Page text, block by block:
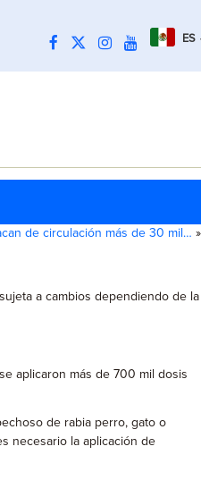
ES
de circulación más de 30 mil… »
a cambios dependiendo de la
aplicaron más de 700 mil dosis
de rabia perro, gato o
necesario la aplicación de